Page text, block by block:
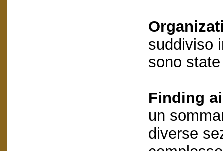
suddiviso
sono
Finding
un
diverse